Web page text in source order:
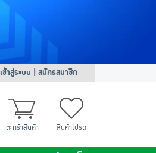
เข้าสู่ระบบ | สมัครสมาชิก
ตะกร้าสินค้า สินค้าโปรด